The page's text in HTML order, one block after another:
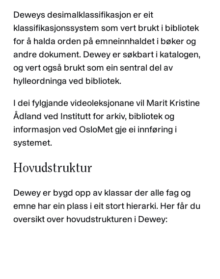
Deweys desimalklassifikasjon er eit
klassifikasjonssystem som vert brukt i bibliotek
for å halda orden på emneinnhaldet i bøker og
andre dokument. Dewey er søkbart i katalogen,
og vert også brukt som ein sentral del av
hylleordninga ved bibliotek.
I dei fylgjande videoleksjonane vil Marit Kristine
Ådland ved Institutt for arkiv, bibliotek og
informasjon ved OsloMet gje ei innføring i
systemet.
Hovudstruktur
Dewey er bygd opp av klassar der alle fag og
emne har ein plass i eit stort hierarki. Her får du
oversikt over hovudstrukturen i Dewey: